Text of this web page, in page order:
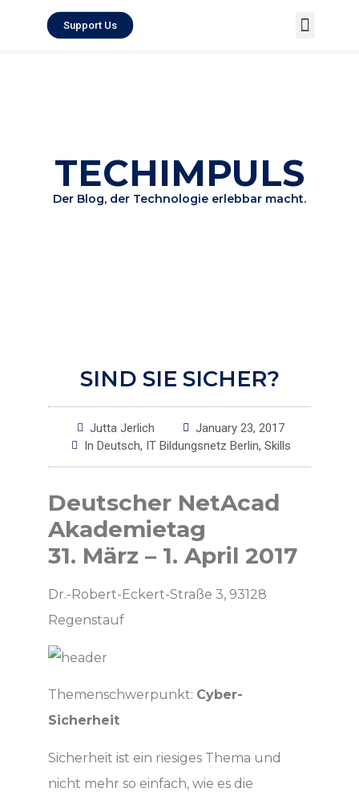
Support Us
TECHIMPULS
Der Blog, der Technologie erlebbar macht.
SIND SIE SICHER?
Jutta Jerlich
January 23, 2017
In Deutsch, IT Bildungsnetz Berlin, Skills
Deutscher NetAcad
Akademietag
31. März – 1. April 2017
Dr.-Robert-Eckert-Straße 3, 93128
Regenstauf
Themenschwerpunkt: Cyber-
Sicherheit
Sicherheit ist ein riesiges Thema und
nicht mehr so einfach, wie es die